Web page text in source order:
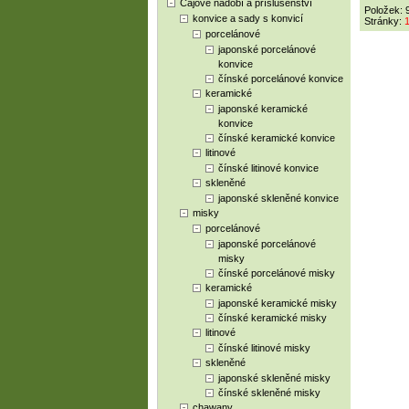
Čajové nádobí a příslušenství
konvice a sady s konvicí
porcelánové
japonské porcelánové
konvice
čínské porcelánové konvice
keramické
japonské keramické
konvice
čínské keramické konvice
litinové
čínské litinové konvice
skleněné
japonské skleněné konvice
misky
porcelánové
japonské porcelánové
misky
čínské porcelánové misky
keramické
japonské keramické misky
čínské keramické misky
litinové
čínské litinové misky
skleněné
japonské skleněné misky
čínské skleněné misky
Položek:
Stránky: 1